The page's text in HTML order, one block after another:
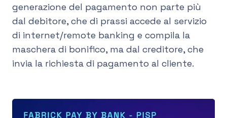
generazione del pagamento non parte più
dal debitore, che di prassi accede al servizio
di internet/remote banking e compila la
maschera di bonifico, ma dal creditore, che
invia la richiesta di pagamento al cliente.